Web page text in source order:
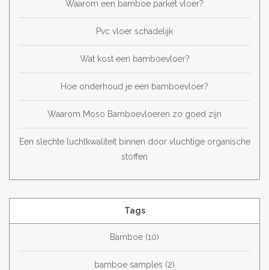
Waarom een bamboe parket vloer?
Pvc vloer schadelijk
Wat kost een bamboevloer?
Hoe onderhoud je een bamboevloer?
Waarom Moso Bamboevloeren zo goed zijn
Een slechte luchtkwaliteit binnen door vluchtige organische
stoffen
Tags
Bamboe (10)
bamboe samples (2)